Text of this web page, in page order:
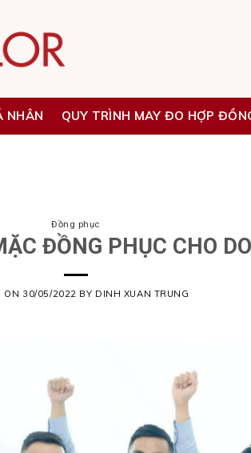
NHÂN QUY TRÌNH MAY ĐO HỢP
Đồng phục
ĐỒNG PHỤC CHO
ON 30/05/2022 BY DINH XUAN TRUNG